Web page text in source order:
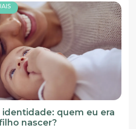
quem eu era
nascer?